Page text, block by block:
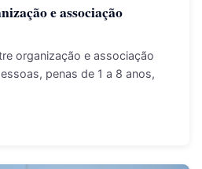
e associação
organização e associação
penas de 1 a 8 anos,